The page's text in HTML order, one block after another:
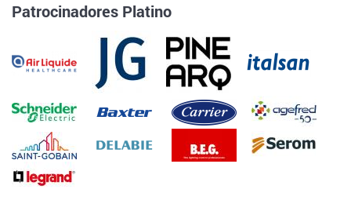
Patrocinadores Platino